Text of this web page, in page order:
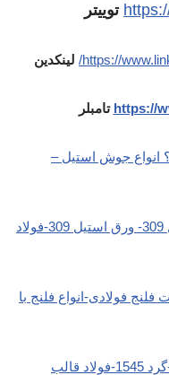
توییتر
https:// لینکدین
https:// تامبلر
انواع جوش استیل –
مطالعه بیشتر: استیل 309-میلگرد استیل 309- ورق استیل 309-فولاد
فولادی-انواع فلنج با
مطالعه بیشتر: فولاد 1545-میلگرد 1545-گرد 1545-فولاد قالب